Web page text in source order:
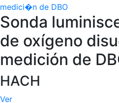
Sonda
de oxígeno
medición de
HACH
Ver